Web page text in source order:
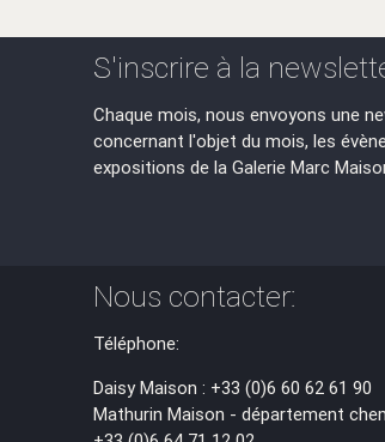
S'inscrire à la
Chaque mois, nous envoyons une
concernant l'objet du mois, les
expositions de la Galerie Marc
Nous contacter:
Téléphone:
Daisy Maison : +33 (0)6 60 62 61 90
Mathurin Maison - département